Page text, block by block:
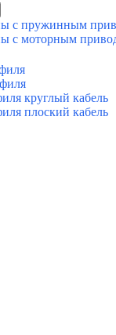
с пружинным
с моторным
круглый кабель
плоский кабель